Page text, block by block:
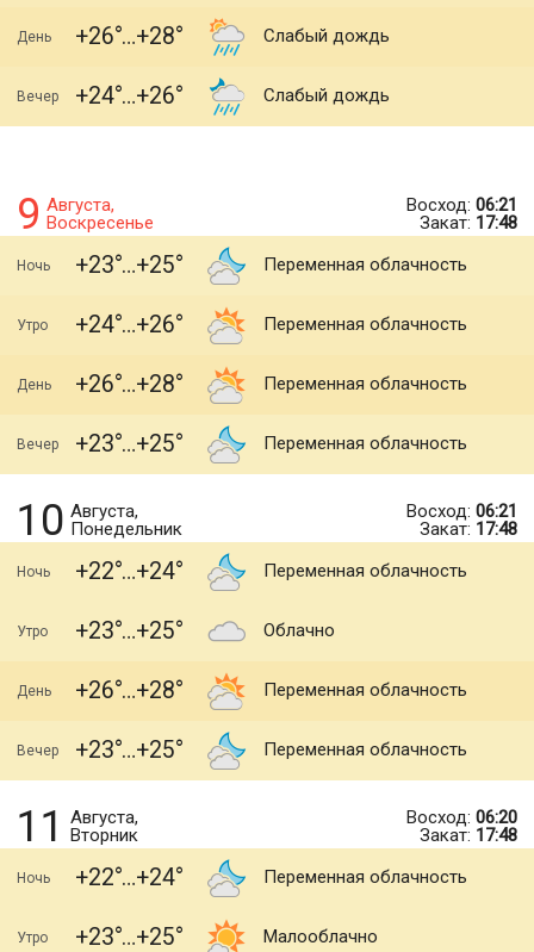
День +26 +28 Слабый дождь
Вечер +24 +26 Слабый дождь
9 Августа,
Воскресенье
Восход: 06:21
Закат: 17:48
Ночь +23 +25 Переменная облачность
Утро +24 +26 Переменная облачность
День +26 +28 Переменная облачность
Вечер +23 +25 Переменная облачность
10 Августа,
Понедельник
Восход: 06:21
Закат: 17:48
Ночь +22 +24 Переменная облачность
Утро +23 +25 Облачно
День +26 +28 Переменная облачность
Вечер +23 +25 Переменная облачность
11
Августа,
Вторник
Восход: 06:20
Закат: 17:48
Ночь +22 +24 Переменная облачность
Утро +23 +25 Малооблачно